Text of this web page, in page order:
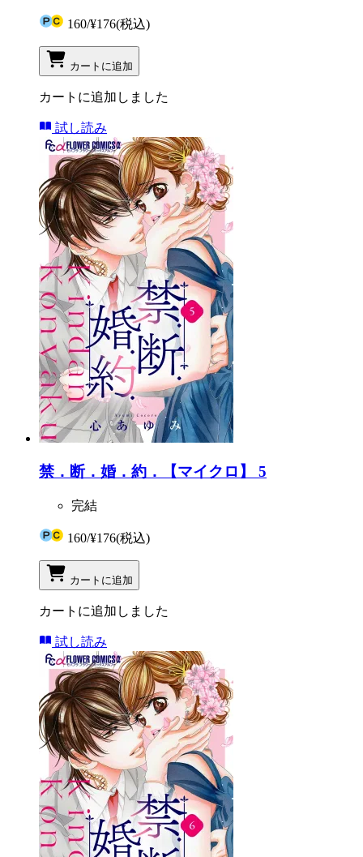
160/¥176(税込)
カートに追加
カートに追加しました
試し読み
禁．断．婚．約．【マイクロ】 5
完結
160/¥176(税込)
カートに追加
カートに追加しました
試し読み